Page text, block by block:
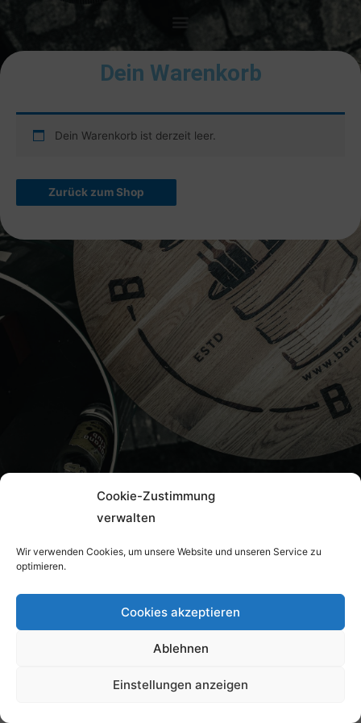
Cookie-Zustimmung
verwalten
Wir verwenden Cookies, um unsere Website und unseren Service zu
optimieren.
Cookies akzeptieren
Ablehnen
Einstellungen anzeigen
Dein Warenkorb
Dein Warenkorb ist derzeit leer.
Zurück zum Shop